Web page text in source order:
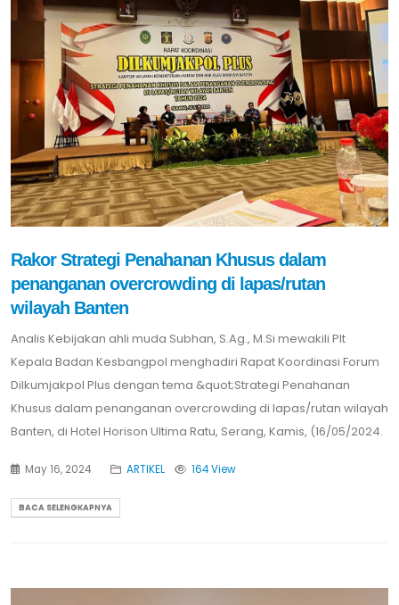
Rakor Strategi Penahanan Khusus dalam
penanganan overcrowding di lapas/rutan
wilayah Banten
Analis Kebijakan ahli muda Subhan, S.Ag., M.Si mewakili Plt
Kepala Badan Kesbangpol menghadiri Rapat Koordinasi Forum
Dilkumjakpol Plus dengan tema &quot;Strategi Penahanan
Khusus dalam penanganan overcrowding di lapas/rutan wilayah
Banten, di Hotel Horison Ultima Ratu, Serang, Kamis, (16/05/2024.
May 16, 2024 ARTIKEL 164 View
BACA SELENGKAPNYA